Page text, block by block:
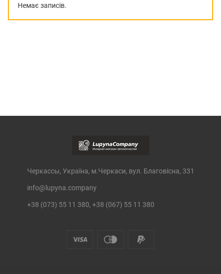
Немає записів.
Черкассы, Україна, м.Черкаси, вул. Благовісна, 331
info@lupyna.company
+38 (073) 55 11 380, +38 (067) 55 11 380